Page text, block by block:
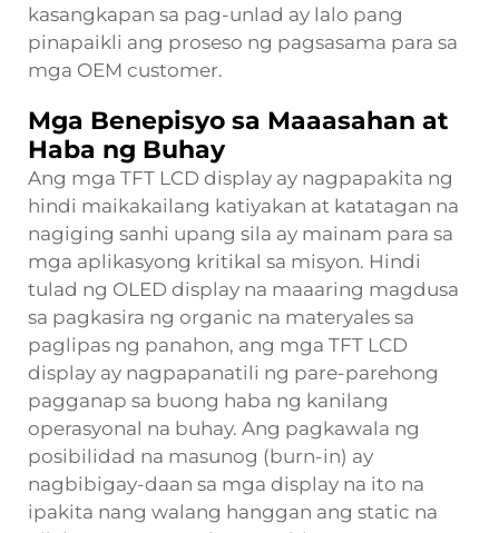
kasangkapan sa pag-unlad ay lalo pang
pinapaikli ang proseso ng pagsasama para sa
mga OEM customer.
Mga Benepisyo sa Maaasahan at
Haba ng Buhay
Ang mga TFT LCD display ay nagpapakita ng
hindi maikakailang katiyakan at katatagan na
nagiging sanhi upang sila ay mainam para sa
mga aplikasyong kritikal sa misyon. Hindi
tulad ng OLED display na maaaring magdusa
sa pagkasira ng organic na materyales sa
paglipas ng panahon, ang mga TFT LCD
display ay nagpapanatili ng pare-parehong
pagganap sa buong haba ng kanilang
operasyonal na buhay. Ang pagkawala ng
posibilidad na masunog (burn-in) ay
nagbibigay-daan sa mga display na ito na
ipakita nang walang hanggan ang static na